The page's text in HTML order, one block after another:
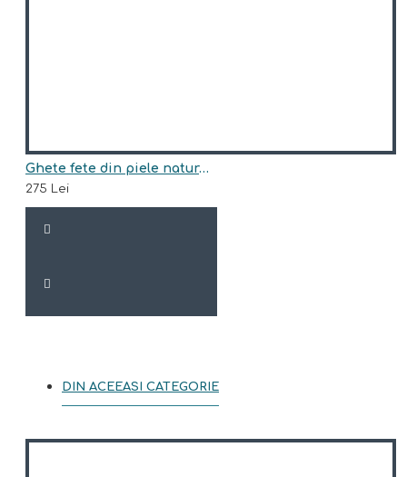
Ghete fete din piele naturala model ARIA
275 Lei
DIN ACEEASI CATEGORIE